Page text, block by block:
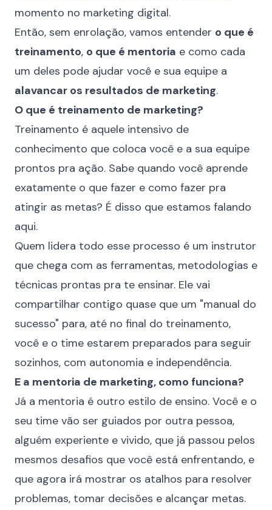
momento no marketing digital.
Então, sem enrolação, vamos entender o que é
treinamento, o que é mentoria e como cada
um deles pode ajudar você e sua equipe a
alavancar os resultados de marketing.
O que é treinamento de marketing?
Treinamento é aquele intensivo de
conhecimento que coloca você e a sua equipe
prontos pra ação. Sabe quando você aprende
exatamente o que fazer e como fazer pra
atingir as metas? É disso que estamos falando
aqui.
Quem lidera todo esse processo é um instrutor
que chega com as ferramentas, metodologias e
técnicas prontas pra te ensinar. Ele vai
compartilhar contigo quase que um "manual do
sucesso" para, até no final do treinamento,
você e o time estarem preparados para seguir
sozinhos, com autonomia e independência.
E a mentoria de marketing, como funciona?
Já a mentoria é outro estilo de ensino. Você e o
seu time vão ser guiados por outra pessoa,
alguém experiente e vivido, que já passou pelos
mesmos desafios que você está enfrentando, e
que agora irá mostrar os atalhos para resolver
problemas, tomar decisões e alcançar metas.